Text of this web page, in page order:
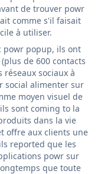
de trouver powr
comme s'il faisait
à utiliser.
powr popup, ils ont
de 600 contacts
sociaux à
social alimenter sur
moyen visuel de
sont coming to la
dans la vie
offre aux clients une
reported que les
powr sur
que toute